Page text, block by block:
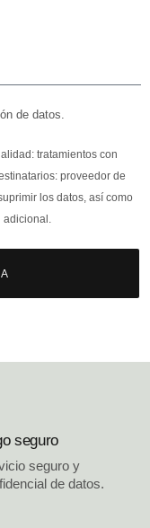
de datos.
tratamientos con
proveedor de
los datos, así como
adicional.
seguro
seguro y
de datos.